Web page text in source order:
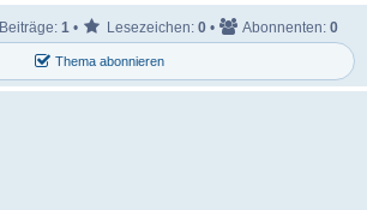
Thema abonnieren
Beiträge: 1 • Lesezeichen: 0 • Abonnenten: 0